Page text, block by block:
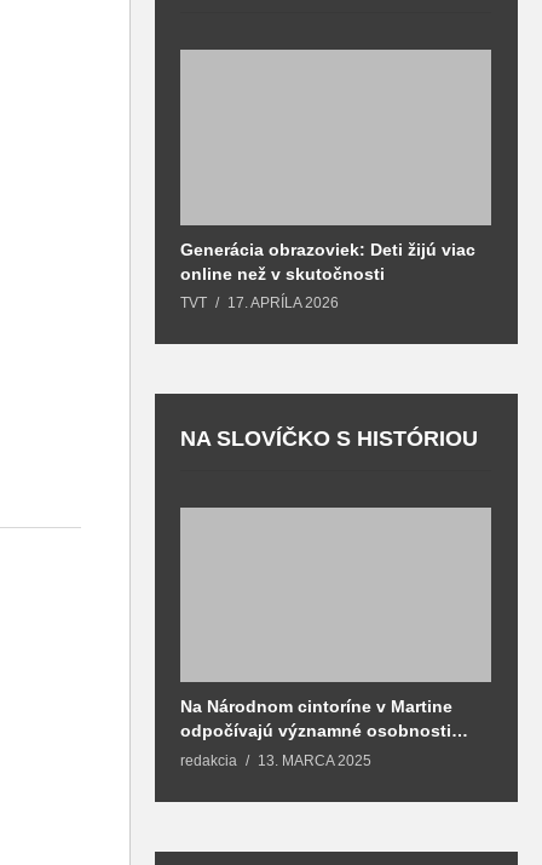
Generácia obrazoviek: Deti žijú viac
online než v skutočnosti
TVT 17. APRÍLA 2026
NA SLOVÍČKO S HISTÓRIOU
Na Národnom cintoríne v Martine
odpočívajú významné osobnosti
spojené aj s mestom Martin
redakcia 13. MARCA 2025